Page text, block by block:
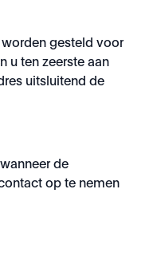
gesteld voor
u ten zeerste aan
uitsluitend de
de
op te nemen